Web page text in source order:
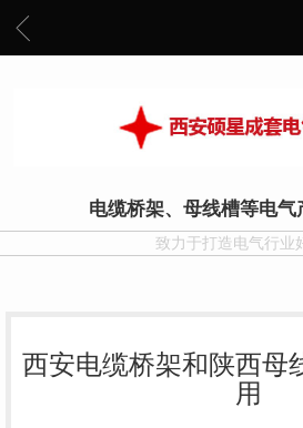
电缆桥架、母线槽等电气
致力于打造电气行业
西安电缆桥架和陕西母
用